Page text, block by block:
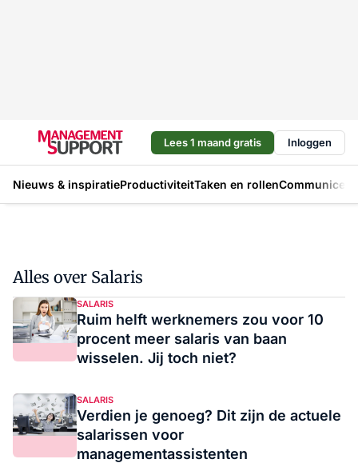
Lees 1 maand gratis Inloggen
Nieuws & inspiratieProductiviteitTaken en rollen
Alles over Salaris
SALARIS
Ruim helft werknemers zou voor 10
procent meer salaris van baan
wisselen. Jij toch niet?
SALARIS
Verdien je genoeg? Dit zijn de actuele
salarissen voor
managementassistenten